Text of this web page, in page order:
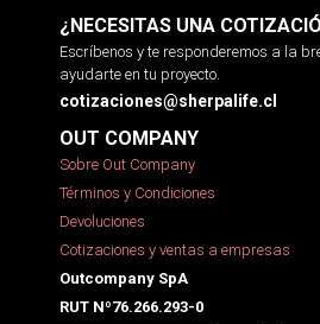
¿NECESITAS UNA
Escríbenos y te responderemos a la
ayudarte en tu proyecto.
cotizaciones@sherpalife.cl
OUT COMPANY
Sobre Out Company
Términos y Condiciones
Devoluciones
Cotizaciones y ventas a empresas
Outcompany SpA
RUT Nº76.266.293-0